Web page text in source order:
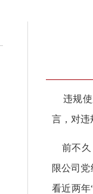
违规使
言，对违
前不久
限公司
看近两